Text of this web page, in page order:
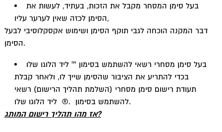
בעל סימן המסחר מקבל את הזכות, בעתיד, לעשות את
הסימן לכזה שאין לערער עליו,
דבר המקנה הוכחה לגבי תוקף הסימן ושימוש אקסקלוסיבי לבעל
הסימן.
בעל סימן מסחרי רשאי להשתמש בסימון ™ ליד הלוגו שלו
בכדי להתריע את הציבור שהסימן שייך לו, ולאחר קבלת
תעודת רישום סימן מסחרי (השלמת תהליך הרישום) רשאי
להשתמש בסימון .® ליד הלוגו שלו.
אז מהו תהליך רישום המותג?